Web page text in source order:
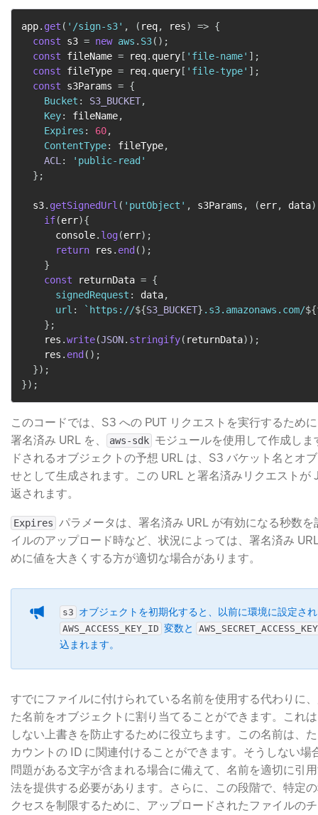
app. get ( '/sign-s3' , ( req, res) => {
const s3 = new aws . S3( ) ;
const fileName = req. query [ 'file-name' ] ;
const fileType = req. query [ 'file-type' ] ;
const s3Params = {
Bucket : S3_BUCKET,
Key: fileName,
Expires : 60,
ContentType: fileType,
ACL :
'public-read'
} ;
  s3
. getSignedUrl ( 'putObject' , s3Params , (err, data)
if(err){
      console
. log(err) ;
return res . end ( ) ;
}
const returnData = {
signedRequest : data,
url : ` https://${S3_BUCKET} .s3.amazonaws.com/${
} ;
    res
.write(JSON. stringify( returnData) ) ;
    res
. end ( ) ;
}) ;
}) ;
このコードでは、S3 への PUT リクエストを実行するため
署名済み URL を、
aws-sdk
モジュールを使用して作成し
ドされるオブジェクトの予想 URL は、S3 バケット名とオ
せとして生成されます。この URL と署名済みリクエストが
返されます。
Expires
パラメータは、署名済み URL が有効になる秒数
イルのアップロード時など、状況によっては、署名済み
めに値を大きくする方が適切な場合があります。
s3 オブジェクトを初期化すると、以前に環境に設定さ
AWS_ACCESS_KEY_ID ​ 変数と AWS_SECRET_ACCESS_KEY
込まれます。
すでにファイルに付けられている名前を使用する代わりに
た名前をオブジェクトに割り当てることができます。これ
しない上書きを防止するために役立ちます。この名前は、
カウントの ID に関連付けることができます。そうしない場
問題がある文字が含まれる場合に備えて、名前を適切に引
法を提供する必要があります。さらに、この段階で、特定
クセスを制限するために、アップロードされたファイルの